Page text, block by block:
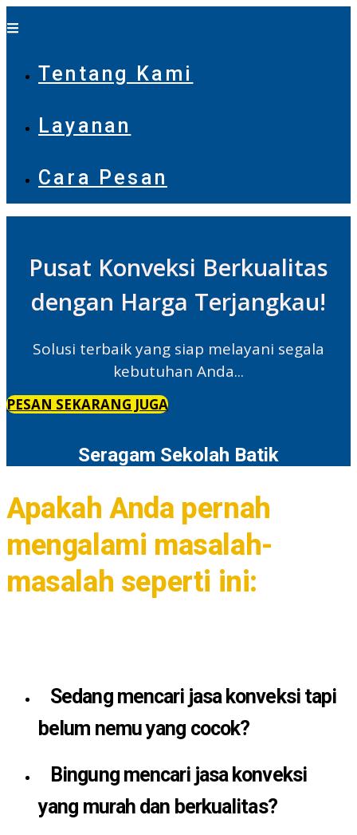
Tentang Kami
Layanan
Cara Pesan
Pusat Konveksi Berkualitas
dengan Harga Terjangkau!
Solusi terbaik yang siap melayani segala
kebutuhan Anda...
PESAN SEKARANG JUGA
Seragam Sekolah Batik
Apakah Anda pernah
mengalami masalah-
masalah seperti ini:
Sedang mencari jasa konveksi tapi
belum nemu yang cocok?
Bingung mencari jasa konveksi
yang murah dan berkualitas?